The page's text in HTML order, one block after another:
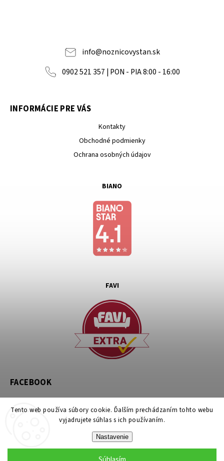
Tento web používa súbory cookie. Ďalším prechádzaním tohto webu
vyjadrujete súhlas s ich používaním.
Nastavenie
info@noznicovystan.sk
0902 521 357 | PON - PIA 8:00 - 16:00
INFORMÁCIE PRE VÁS
Kontakty
Obchodné podmienky
Ochrana osobných údajov
BIANO
FAVI
FACEBOOK
noznicovystan.sk